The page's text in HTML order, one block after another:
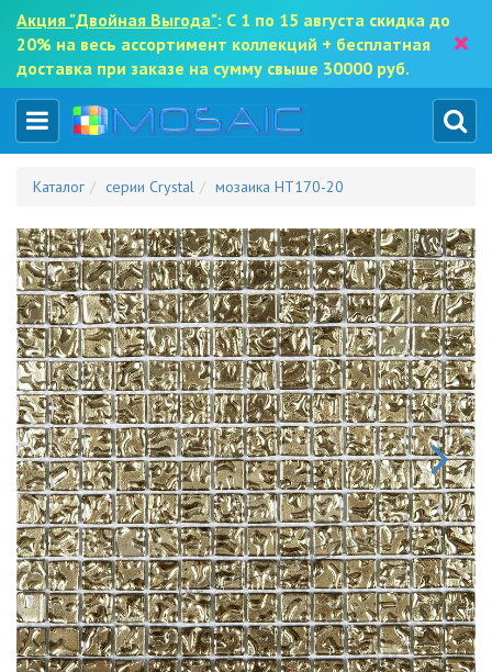
Акция "Двойная Выгода": С 1 по 15 августа скидка до
20% на весь ассортимент коллекций + бесплатная
доставка при заказе на сумму свыше 30000 руб.
×
Каталог серии Crystal мозаика HT170-20